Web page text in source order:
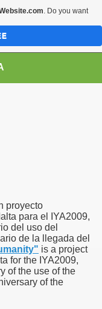
proyecto
para el IYA2009,
del uso del
de la llegada del
is a project
for the IYA2009,
of the use of the
of the
. Do you want